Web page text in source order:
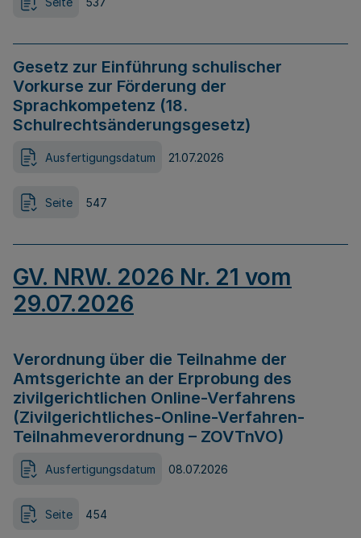
Gesetz zur Einführung schulischer
Vorkurse zur Förderung der
Sprachkompetenz (18.
Schulrechtsänderungsgesetz)
Ausfertigungsdatum 21.07.2026
Seite 547
GV. NRW. 2026 Nr. 21 vom
29.07.2026
Verordnung über die Teilnahme der
Amtsgerichte an der Erprobung des
zivilgerichtlichen Online-Verfahrens
(Zivilgerichtliches-Online-Verfahren-
Teilnahmeverordnung – ZOVTnVO)
Ausfertigungsdatum 08.07.2026
Seite 454